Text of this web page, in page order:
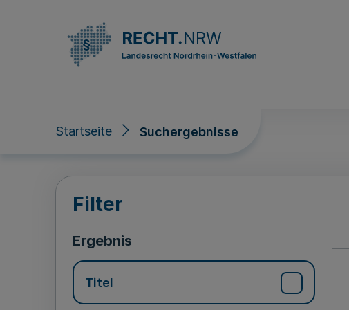
Startseite Suchergebnisse
Suchergebnisse
Filter
Ergebnis
Titel